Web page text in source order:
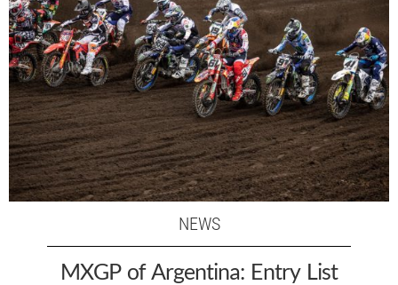
NEWS
MXGP of Argentina: Entry List